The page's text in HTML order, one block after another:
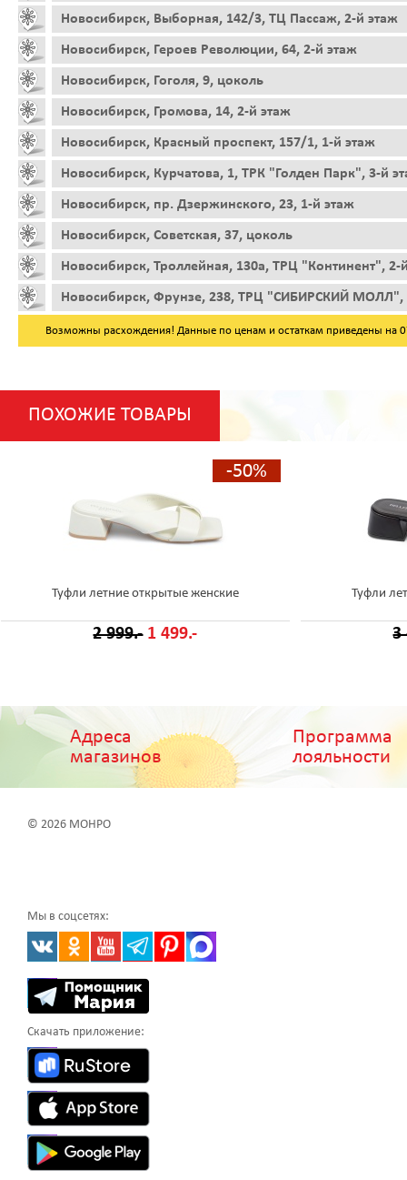
Новосибирск, Выборная, 142/3, ТЦ Пассаж, 2-й этаж
Новосибирск, Героев Революции, 64, 2-й этаж
Новосибирск, Гоголя, 9, цоколь
Новосибирск, Громова, 14, 2-й этаж
Новосибирск, Красный проспект, 157/1, 1-й этаж
Новосибирск, Курчатова, 1, ТРК "Голден Парк", 3-й
Новосибирск, пр. Дзержинского, 23, 1-й этаж
Новосибирск, Советская, 37, цоколь
Новосибирск, Троллейная, 130а, ТРЦ "Континент", 2-
Новосибирск, Фрунзе, 238, ТРЦ "СИБИРСКИЙ МОЛЛ",
Возможны расхождения! Данные по ценам и остаткам приведены на
ПОХОЖИЕ ТОВАРЫ
-50%
Туфли летние открытые женские
2 999.- 1 499.-
Туфли
3
Адреса
магазинов
Программа
лояльности
© 2026 МОНРО
Мы в соцсетях:
Скачать приложение: